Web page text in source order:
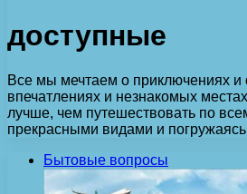
доступные
Все мы мечтаем о приключениях и
впечатлениях и незнакомых
лучше, чем путешествовать по
прекрасными видами и
Бытовые вопросы